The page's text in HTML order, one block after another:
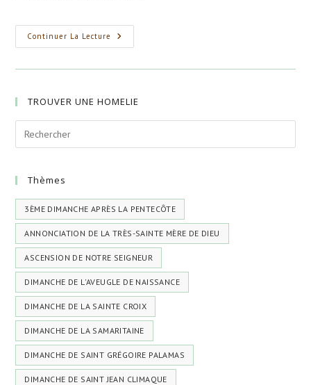
Continuer La Lecture 3ème
Dimanche
Grand
De
Sainte
TROUVER UNE HOMELIE
Thèmes
3ÈME DIMANCHE APRÈS LA PENTECÔTE
ANNONCIATION DE LA TRÈS-SAINTE MÈRE DE DIEU
ASCENSION DE NOTRE SEIGNEUR
DIMANCHE DE L'AVEUGLE DE NAISSANCE
DIMANCHE DE LA SAINTE CROIX
DIMANCHE DE LA SAMARITAINE
DIMANCHE DE SAINT GRÉGOIRE PALAMAS
DIMANCHE DE SAINT JEAN CLIMAQUE